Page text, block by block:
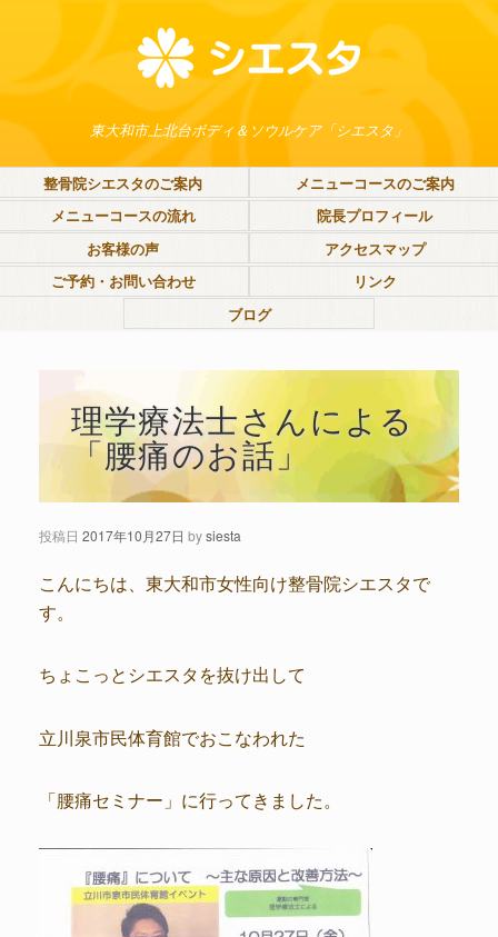
東大和市上北台ボディ＆ソウルケア「シエスタ」
整骨院シエスタのご案内
メニューコースのご案内
メニューコースの流れ
院長プロフィール
お客様の声
アクセスマップ
ご予約・お問い合わせ
リンク
ブログ
理学療法士さんによる
「腰痛のお話」
投稿日 2017年10月27日 bysiesta
こんにちは、東大和市女性向け整骨院シエスタで
す。
ちょこっとシエスタを抜け出して
立川泉市民体育館でおこなわれた
「腰痛セミナー」に行ってきました。